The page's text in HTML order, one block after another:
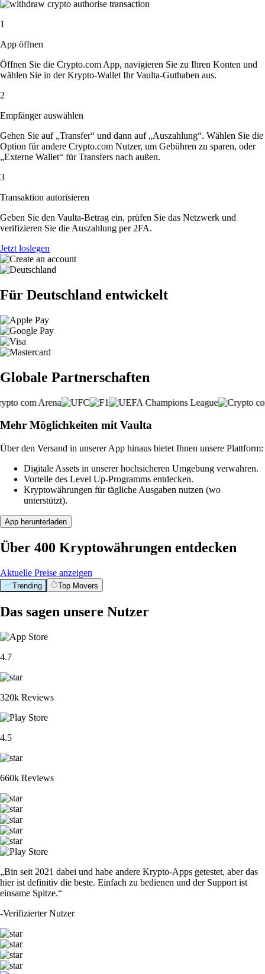
1
App öffnen
Öffnen Sie die Crypto.com App, navigieren Sie zu Ihren Konten und
wählen Sie in der Krypto-Wallet Ihr Vaulta-Guthaben aus.
2
Empfänger auswählen
Gehen Sie auf „Transfer“ und dann auf „Auszahlung“. Wählen Sie die
Option für andere Crypto.com Nutzer, um Gebühren zu sparen, oder
„Externe Wallet“ für Transfers nach außen.
3
Transaktion autorisieren
Geben Sie den Vaulta-Betrag ein, prüfen Sie das Netzwerk und
verifizieren Sie die Auszahlung per 2FA.
Jetzt loslegen
Für Deutschland entwickelt
Globale Partnerschaften
Mehr Möglichkeiten mit Vaulta
Über den Versand in unserer App hinaus bietet Ihnen unsere Plattform:
Digitale Assets in unserer hochsicheren Umgebung verwahren.
Vorteile des Level Up-Programms entdecken.
Kryptowährungen für tägliche Ausgaben nutzen (wo
unterstützt).
App herunterladen
Über 400 Kryptowährungen entdecken
Aktuelle Preise anzeigen
Trending Top Movers
Das sagen unsere Nutzer
4.7
320k Reviews
4.5
660k Reviews
„Bin seit 2021 dabei und habe andere Krypto-Apps getestet, aber das
hier ist definitiv die beste. Einfach zu bedienen und der Support ist
einsame Spitze.“
-Verifizierter Nutzer